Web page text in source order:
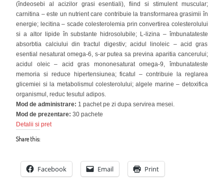
(îndeosebi al acizilor grasi esentiali), fiind si stimulent muscular;
carnitina – este un nutrient care contribuie la transformarea grasimii în
energie; lecitina – scade colesterolemia prin convertirea colesterolului
si a altor lipide în substante hidrosolubile; L-lizina – îmbunatateste
absorbtia calciului din tractul digestiv; acidul linoleic – acid gras
esential nesaturat omega-6, s-ar putea sa previna aparitia cancerului;
acidul oleic – acid gras mononesaturat omega-9, îmbunatateste
memoria si reduce hipertensiunea; ficatul – contribuie la reglarea
glicemiei si la metabolismul colesterolului; algele marine – detoxifica
organismul, reduc tesutul adipos.
Mod de administrare: 1 pachet pe zi dupa servirea mesei.
Mod de prezentare: 30 pachete
Detalii si pret
Share this:
Facebook Email Print